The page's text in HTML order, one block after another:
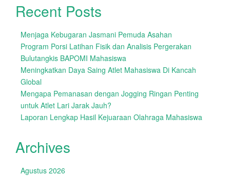
Recent Posts
Menjaga Kebugaran Jasmani Pemuda Asahan
Program Porsi Latihan Fisik dan Analisis Pergerakan
Bulutangkis BAPOMI Mahasiswa
Meningkatkan Daya Saing Atlet Mahasiswa Di Kancah
Global
Mengapa Pemanasan dengan Jogging Ringan Penting
untuk Atlet Lari Jarak Jauh?
Laporan Lengkap Hasil Kejuaraan Olahraga Mahasiswa
Archives
Agustus 2026